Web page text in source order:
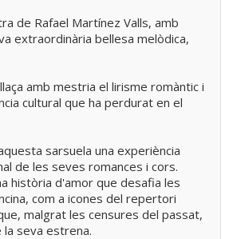
de Rafael Martínez Valls, amb
extraordinària bellesa melòdica,
amb mestria el lirisme romàntic i
cultural que ha perdurat en el
sarsuela una experiència
de les seves romances i cors.
història d'amor que desafia les
com a icones del repertori
malgrat les censures del passat,
seva estrena.